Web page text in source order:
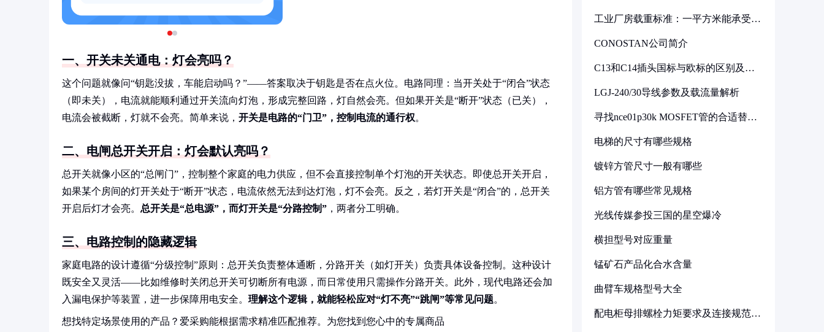
一、开关未关通电：灯会亮吗？
这个问题就像问“钥匙没拔，车能启动吗？”——答案取决于钥匙是否在点火位。电路同理：当开关处于“闭合”状态
（即未关），电流就能顺利通过开关流向灯泡，形成完整回路，灯自然会亮。但如果开关是“断开”状态（已关），
电流会被截断，灯就不会亮。简单来说， 开关是电路的“门卫”，控制电流的通行权。
二、电闸总开关开启：灯会默认亮吗？
总开关就像小区的“总闸门”，控制整个家庭的电力供应，但不会直接控制单个灯泡的开关状态。即使总开关开启，
如果某个房间的灯开关处于“断开”状态，电流依然无法到达灯泡，灯不会亮。反之，若灯开关是“闭合”的，总开关
开启后灯才会亮。 总开关是“总电源”，而灯开关是“分路控制” ，两者分工明确。
三、电路控制的隐藏逻辑
家庭电路的设计遵循“分级控制”原则：总开关负责整体通断，分路开关（如灯开关）负责具体设备控制。这种设计
既安全又灵活——比如维修时关闭总开关可切断所有电源，而日常使用只需操作分路开关。此外，现代电路还会加
入漏电保护等装置，进一步保障用电安全。 理解这个逻辑，就能轻松应对“灯不亮”“跳闸”等常见问题。
想找特定场景使用的产品？爱采购能根据需求精准匹配推荐。为您找到您心中的专属商品
工业厂房载重标准：一平方米能承受多
CONOSTAN公司简介
C13和C14插头国标与欧标的区别及其
LGJ-240/30导线参数及载流量解析
寻找nce01p30k MOSFET管的合适替代
电梯的尺寸有哪些规格
镀锌方管尺寸一般有哪些
铝方管有哪些常见规格
光线传媒参投三国的星空爆冷
横担型号对应重量
锰矿石产品化合水含量
曲臂车规格型号大全
配电柜母排螺栓力矩要求及连接规范详